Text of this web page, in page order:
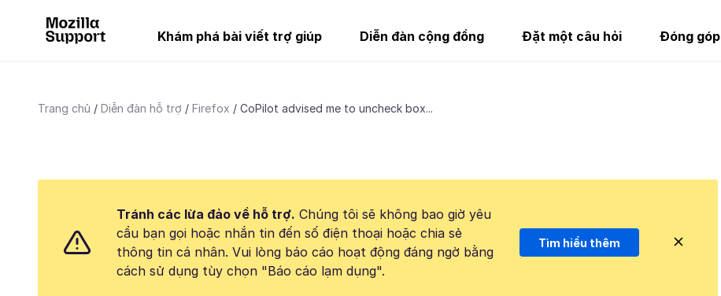
Khám phá bài viết trợ giúp Diễn đàn cộng đồng Đặt một câu hỏi Đóng góp
Trang chủ Diễn đàn hỗ trợ Firefox CoPilot advised me to uncheck box...
Tránh các lừa đảo về hỗ trợ. Chúng tôi sẽ không bao giờ yêu
cầu bạn gọi hoặc nhắn tin đến số điện thoại hoặc chia sẻ
thông tin cá nhân. Vui lòng báo cáo hoạt động đáng ngờ bằng
cách sử dụng tùy chọn "Báo cáo lạm dụng".
Tìm hiểu thêm